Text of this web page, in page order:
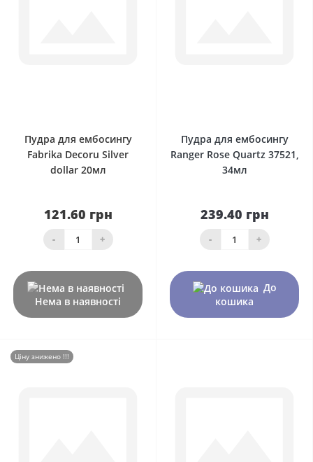
Пудра для ембосингу
Fabrika Decoru Silver
dollar 20мл
121.60 грн
- +
Нема в наявності
Пудра для ембосингу
Ranger Rose Quartz 37521,
34мл
239.40 грн
- +
До
кошика
Ціну знижено !!!